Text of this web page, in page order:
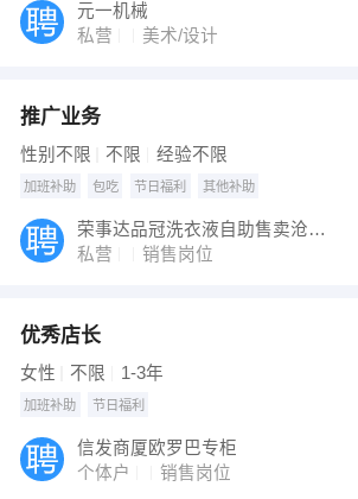
元一机械
私营
美术/设计
推广业务
性别不限 不限 经验不限
加班补助 包吃 节日福利 其他补助
荣事达品冠洗衣液自助售卖沧州分公司
私营
销售岗位
优秀店长
女性 不限 1-3年
加班补助 节日福利
信发商厦欧罗巴专柜
个体户
销售岗位